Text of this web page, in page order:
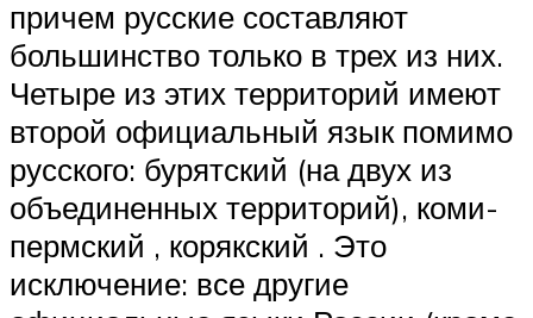
причем русские составляют
большинство только в трех из них.
Четыре из этих территорий имеют
второй официальный язык помимо
русского: бурятский (на двух из
объединенных территорий), коми-
пермский , корякский . Это
исключение: все другие